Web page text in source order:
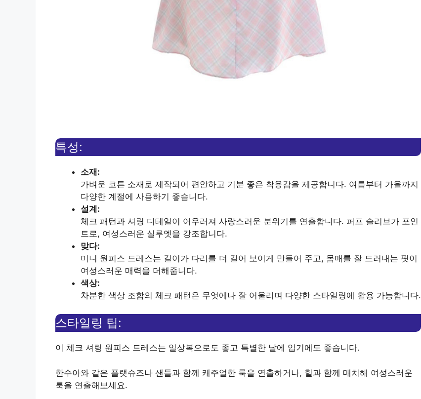
특성:
소재:
가벼운 코튼 소재로 제작되어 편안하고 기분 좋은 착용감을 제공합니다. 여름부터 가을까지
다양한 계절에 사용하기 좋습니다.
설계:
체크 패턴과 셔링 디테일이 어우러져 사랑스러운 분위기를 연출합니다. 퍼프 슬리브가 포인
트로, 여성스러운 실루엣을 강조합니다.
맞다:
미니 원피스 드레스는 길이가 다리를 더 길어 보이게 만들어 주고, 몸매를 잘 드러내는 핏이
여성스러운 매력을 더해줍니다.
색상:
차분한 색상 조합의 체크 패턴은 무엇에나 잘 어울리며 다양한 스타일링에 활용 가능합니다.
스타일링 팁:
이 체크 셔링 원피스 드레스는 일상복으로도 좋고 특별한 날에 입기에도 좋습니다.
한수아와 같은 플랫슈즈나 샌들과 함께 캐주얼한 룩을 연출하거나, 힐과 함께 매치해 여성스러운
룩을 연출해보세요.